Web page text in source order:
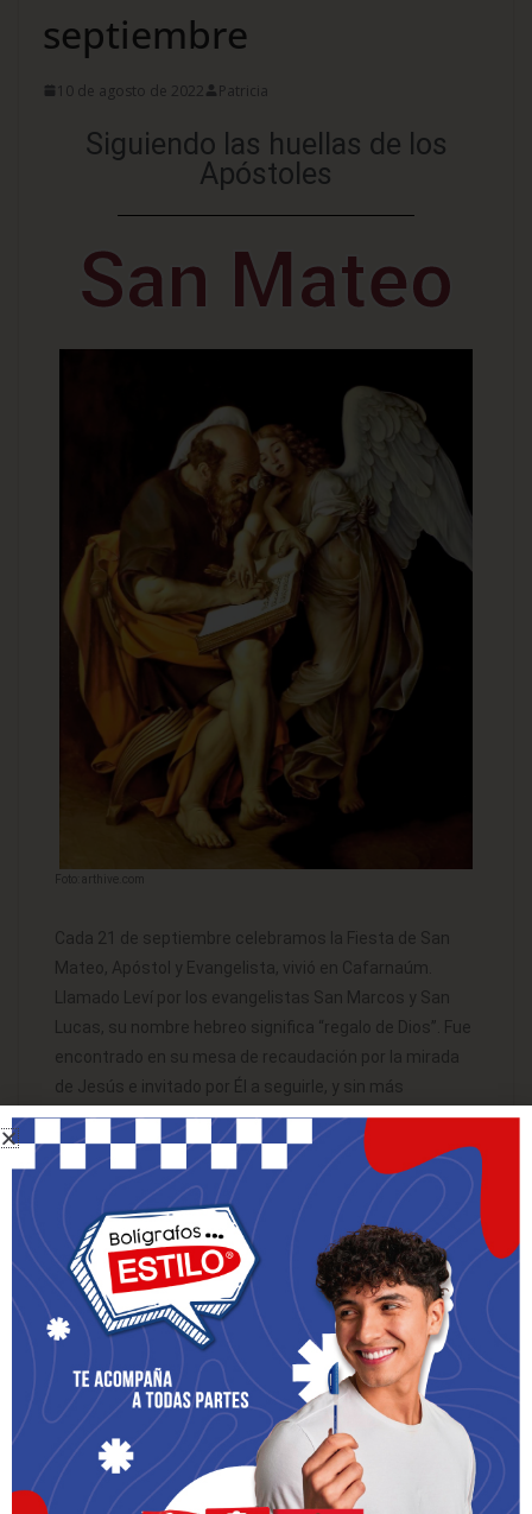
septiembre
10 de agosto de 2022 Patricia
Siguiendo las huellas de los
Apóstoles
San Mateo
Foto: arthive.com
Cada 21 de septiembre celebramos la Fiesta de San
Mateo, Apóstol y Evangelista, vivió en Cafarnaúm.
Llamado Leví por los evangelistas San Marcos y San
Lucas, su nombre hebreo significa “regalo de Dios”. Fue
encontrado en su mesa de recaudación por la mirada
de Jesús e invitado por Él a seguirle, y sin más
explicaciones ni ofertas… lo siguió.
En la figura de Mateo se hace visible la paradoja de que
el que aparentemente está más lejano de la Santidad,
se convierte en un modelo de acogida de la
Misericordia de Dios. Jesús lo nombró como a uno de
sus 12 preferidos, a quienes llamó Apóstoles o
enviados.
San Mateo predicó varios años en Judea y en los
países cercanos hasta la dispersión de los apóstoles.
Hacia el año 80 escribe su Evangelio en arameo para los
palestinos y los judíos cristianos y que tenían
conocimiento sobre el Antiguo Testamento.
Fue muerto a filo de espada, en oración, al pie del altar